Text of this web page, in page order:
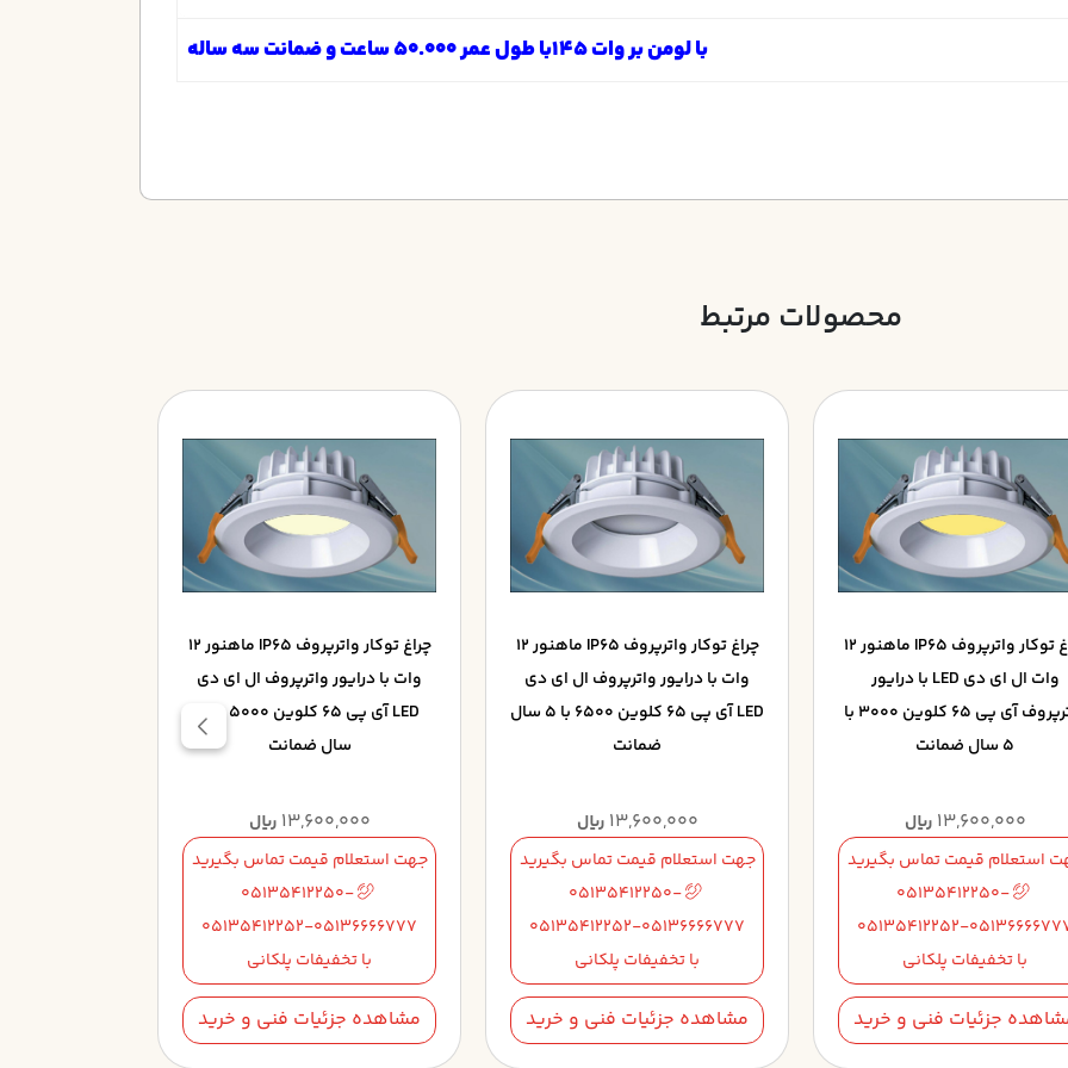
با لومن بر وات 145با طول عمر 50.000 ساعت و ضمانت سه ساله
محصولات مرتبط
چراغ توکار واترپروف IP65 ماهنور 12
وات ال ای دی LED با درایور
واترپروف آی پی 65 کلوین 3000 با
5 سال ضمانت
13,600,000 ریال
استعلام قیمت تماس بگیرید
05135412250-
05135412252-
با تخفیفات پلکانی
جزئیات فنی و خرید
چراغ توکار واترپروف IP65 ماهنور 12
وات با درایور واترپروف ال ای دی
LED آی پی 65 کلوین 6500 با 5 سال
ضمانت
13,600,000 ریال
جهت استعلام قیمت تماس بگیرید
05135412250-
05135412252-05136666777
با تخفیفات پلکانی
مشاهده جزئیات فنی و خرید
چراغ توکار واترپروف IP65 ماهنور 12
وات با درایور واترپروف ال ای دی
LED آی پی 65 کلوین 5000 با 5
سال ضمانت
13,600,000 ریال
جهت استعلام قیمت تماس بگیرید
05135412250-
05135412252-05136666777
با تخفیفات پلکانی
مشاهده جزئیات فنی و خرید